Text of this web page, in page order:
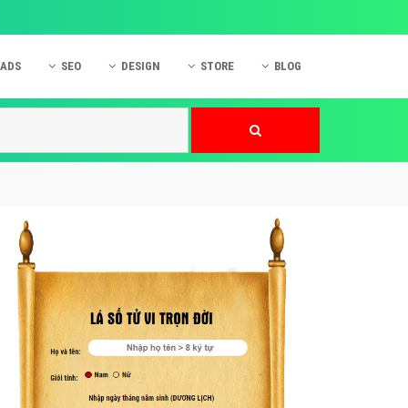
cáo Online
cáo Skype
cáo TVC
cáo Cốc Cốc
ứng dụng hay
SEO DESIGN
Hỏi đáp Website
STORE BLOG